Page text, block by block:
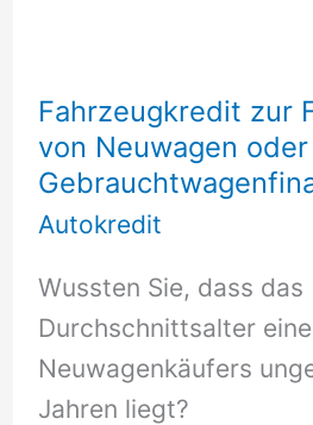
Fahrzeugkredit zur
von Neuwagen oder
Autokredit
Wussten Sie, dass das
Durchschnittsalter
Neuwagenkäufers
Jahren liegt?